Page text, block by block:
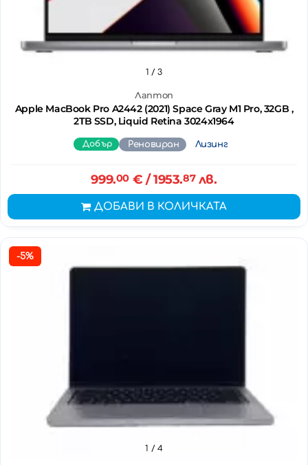
Лаптоп
Apple MacBook Pro A2442 (2021) Space Gray M1 Pro, 32GB ,
2TB SSD, Liquid Retina 3024x1964
1 / 3
Добър Реновиран Лизинг
999.00€ / 1953.87лв.
ДОБАВИ В КОЛИЧКАТА
-5%
1 / 4